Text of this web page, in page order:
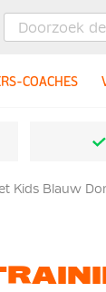
COACHES
Kids Blauw